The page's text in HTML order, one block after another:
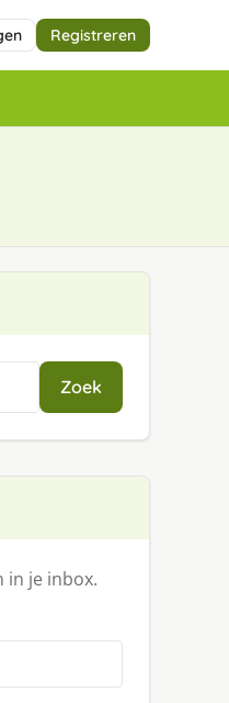
Registreren
Zoek
in je inbox.